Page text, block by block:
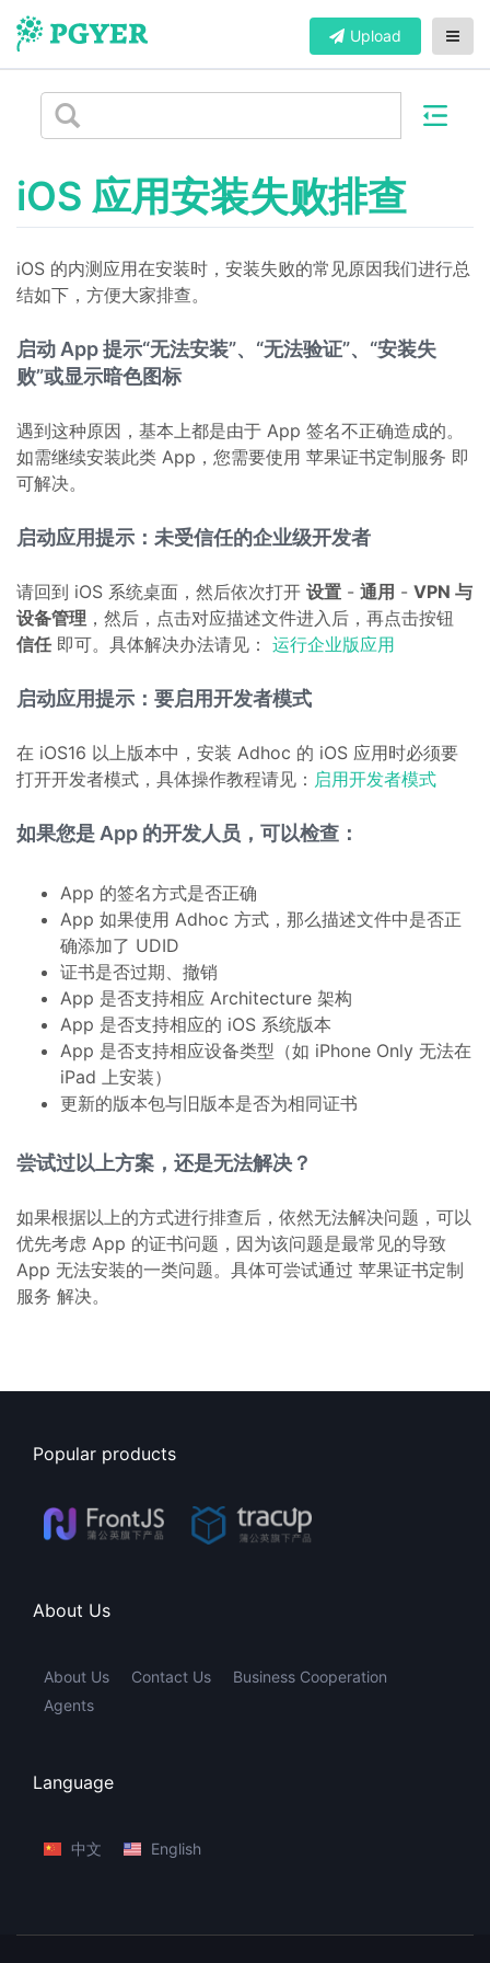
Upload
iOS 应用安装失败排查
iOS 的内测应用在安装时，安装失败的常见原因我们进行总
结如下，方便大家排查。
启动 App 提示“无法安装”、“无法验证”、“安装失
败”或显示暗色图标
遇到这种原因，基本上都是由于 App 签名不正确造成的。
如需继续安装此类 App，您需要使用 苹果证书定制服务 即
可解决。
启动应用提示：未受信任的企业级开发者
请回到 iOS 系统桌面，然后依次打开 设置 - 通用 - VPN 与
设备管理 ，然后，点击对应描述文件进入后，再点击按钮
信任 即可。具体解决办法请见： 运行企业版应用
启动应用提示：要启用开发者模式
在 iOS16 以上版本中，安装 Adhoc 的 iOS 应用时必须要
打开开发者模式，具体操作教程请见： 启用开发者模式
如果您是 App 的开发人员，可以检查：
App 的签名方式是否正确
App 如果使用 Adhoc 方式，那么描述文件中是否正
确添加了 UDID
证书是否过期、撤销
App 是否支持相应 Architecture 架构
App 是否支持相应的 iOS 系统版本
App 是否支持相应设备类型（如 iPhone Only 无法在
iPad 上安装）
更新的版本包与旧版本是否为相同证书
尝试过以上方案，还是无法解决？
如果根据以上的方式进行排查后，依然无法解决问题，可以
优先考虑 App 的证书问题，因为该问题是最常见的导致
App 无法安装的一类问题。具体可尝试通过 苹果证书定制
服务 解决。
Popular products
About Us
About Us Contact Us
Business Cooperation
Agents
Language
中文 English